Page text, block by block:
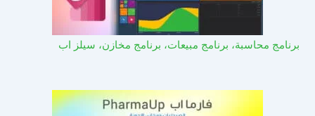
برنامج محاسبة، برنامج مبيعات، برنامج مخازن، سيلز اب